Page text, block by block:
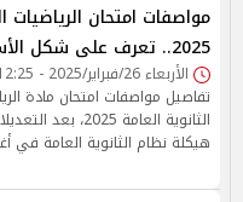
مواصفات امتحان الرياضيات
2025.. تعرف على شكل الأسئلة
الأربعاء 26/فبراير/2025 - 12:25 ص
تفاصيل مواصفات امتحان مادة
الثانوية العامة
هيكلة نظام الثانوية العامة